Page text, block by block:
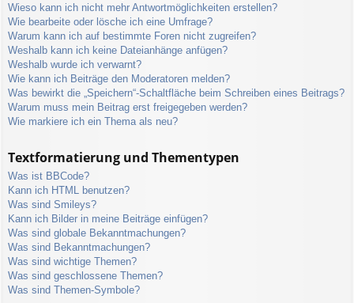
Wieso kann ich nicht mehr Antwortmöglichkeiten erstellen?
Wie bearbeite oder lösche ich eine Umfrage?
Warum kann ich auf bestimmte Foren nicht zugreifen?
Weshalb kann ich keine Dateianhänge anfügen?
Weshalb wurde ich verwarnt?
Wie kann ich Beiträge den Moderatoren melden?
Was bewirkt die „Speichern“-Schaltfläche beim Schreiben eines Beitrags?
Warum muss mein Beitrag erst freigegeben werden?
Wie markiere ich ein Thema als neu?
Textformatierung und Thementypen
Was ist BBCode?
Kann ich HTML benutzen?
Was sind Smileys?
Kann ich Bilder in meine Beiträge einfügen?
Was sind globale Bekanntmachungen?
Was sind Bekanntmachungen?
Was sind wichtige Themen?
Was sind geschlossene Themen?
Was sind Themen-Symbole?